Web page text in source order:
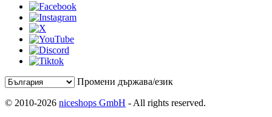
Промени държава/език
© 2010-2026 niceshops GmbH - All rights reserved.